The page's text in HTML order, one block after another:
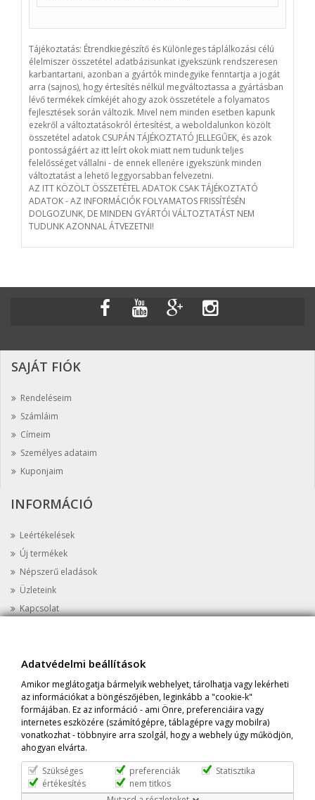
Tájékoztatás: Étrendkiegészítő és Különleges táplálkozási célú
élelmiszer összetétel adatbázisunkat igyekszünk rendszeresen
karbantartani, azonban a gyártók mindegyike fenntartja a jogát
arra (sajnos), hogy értesítés nélkül megváltoztassa a gyártásban
lévő termékek címkéjét ahogy azok összetétele a folyamatos
fejlesztések során változik. Mivel nem minden esetben kapunk
ezekről a változtatásokról értesítést, a weboldalunkon közölt
összetétel adatok CSUPÁN TÁJÉKOZTATÓ JELLEGŰEK, és azok
pontosságáért az itt leírt okok miatt nem tudunk teljes
felelősséget vállalni - de ennek ellenére igyekszünk minden
változtatást a lehető leggyorsabban felvezetni.
AZ ITT KÖZÖLT ÖSSZETÉTEL ADATOK CSAK TÁJÉKOZTATÓ
ADATOK - AZ INFORMÁCIÓK FOLYAMATOS FRISSÍTÉSÉN
DOLGOZUNK, DE MINDEN GYÁRTÓI VÁLTOZTATÁST NEM
TUDUNK AZONNAL ÁTVEZETNI!
SAJÁT FIÓK
Rendeléseim
Számláim
Címeim
Személyes adataim
Kuponjaim
INFORMÁCIÓ
Leértékelések
Új termékek
Népszerű eladások
Üzleteink
Kapcsolat
AZ ÜZLETRŐL
Cím:Prime Protein Astoria, 1052 Budapest, Károly krt 8 Fszt. 5.
Tel:+36-20-398-1647
Email:info@primeprotein.eu
Adatvédelmi beállítások
Amikor meglátogatja bármelyik webhelyet, tárolhatja vagy lekérheti
az információkat a böngészőjében, leginkább a "cookie-k"
formájában. Ez az információ - ami Önre, preferenciáira vagy
internetes eszközére (számítógépre, táblagépre vagy mobilra)
vonatkozhat - többnyire arra szolgál, hogy a webhely úgy működjön,
ahogyan elvárta.
Szükséges
preferenciák
Statisztika
értékesítés
nem titkos